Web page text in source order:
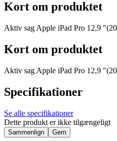
Kort om produktet
Aktiv sag Apple iPad Pro 12,9
Kort om produktet
Aktiv sag Apple iPad Pro 12,9
Specifikationer
Se alle specifikationer
Dette produkt er ikke tilgængeligt
Sammenlign Gem